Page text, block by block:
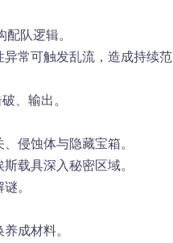
配队逻辑。
异常可触发乱流，造成持续范
、输出。
侵蚀体与隐藏宝箱。
载具深入秘密区域。
。
养成材料。